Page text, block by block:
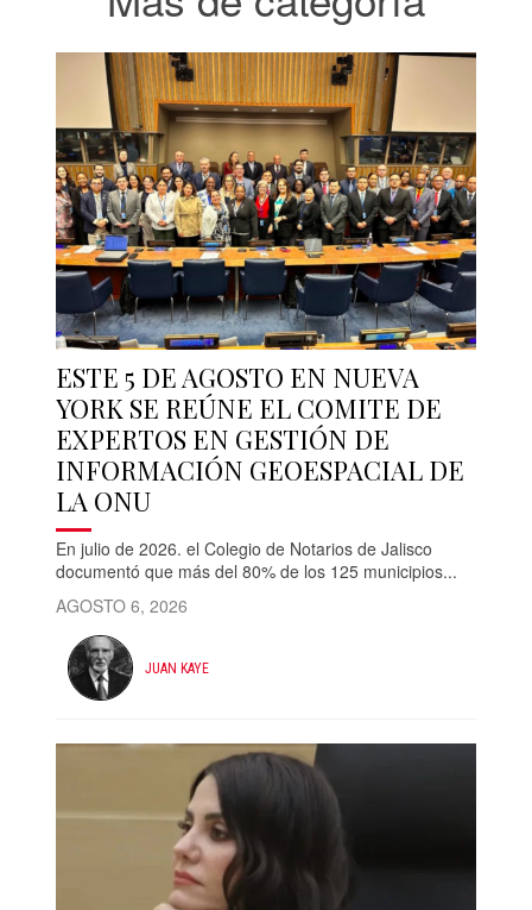
ESTE 5 DE AGOSTO EN NUEVA
YORK SE REÚNE EL COMITE DE
EXPERTOS EN GESTIÓN DE
INFORMACIÓN GEOESPACIAL DE
LA ONU
En julio de 2026. el Colegio de Notarios de Jalisco
documentó que más del 80% de los 125 municipios...
AGOSTO 6, 2026
JUAN KAYE